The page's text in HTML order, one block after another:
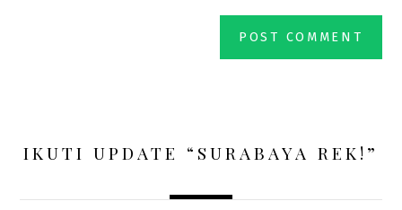
IKUTI UPDATE “SURABAYA REK!”